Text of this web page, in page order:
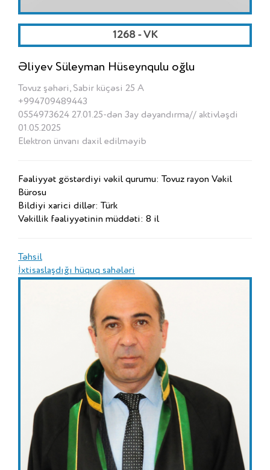
1268 - VK
Əliyev Süleyman Hüseynqulu oğlu
Tovuz şəhəri, Sabir küçəsi 25 A
+994709489443
0554973624 27.01.25-dən 3ay dəyandırma// aktivləşdi
01.05.2025
Elektron ünvanı daxil edilməyib
Fəaliyyət göstərdiyi vəkil qurumu: Tovuz rayon Vəkil
Bürosu
Bildiyi xarici dillər: Türk
Vəkillik fəaliyyətinin müddəti: 8 il
Təhsil
İxtisaslaşdığı hüquq sahələri